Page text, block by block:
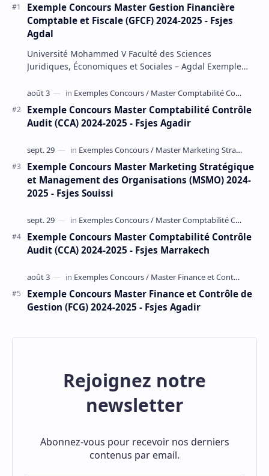
Exemple Concours Master Gestion Financière
Comptable et Fiscale (GFCF) 2024-2025 - Fsjes
Agdal
Université Mohammed V Faculté des Sciences
Juridiques, Économiques et Sociales – Agdal Exemple
Exemple Concours Master Comptabilité Contrôle
Audit (CCA) 2024-2025 - Fsjes Agadir
Exemple Concours Master Marketing Stratégique
et Management des Organisations (MSMO) 2024-
2025 - Fsjes Souissi
Exemple Concours Master Comptabilité Contrôle
Audit (CCA) 2024-2025 - Fsjes Marrakech
Exemple Concours Master Finance et Contrôle de
Gestion (FCG) 2024-2025 - Fsjes Agadir
Rejoignez notre
newsletter
Abonnez-vous pour recevoir nos derniers
contenus par email.